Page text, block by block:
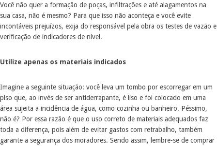
Você não quer a formação de poças, infiltrações e até alagamentos na
sua casa, não é mesmo? Para que isso não aconteça e você evite
incontáveis prejuízos, exija do responsável pela obra os testes de vazão e
verificação de indicadores de nível.
Utilize apenas os materiais indicados
Imagine a seguinte situação: você leva um tombo por escorregar em um
piso que, ao invés de ser antiderrapante, é liso e foi colocado em uma
área sujeita a incidência de água, como cozinha ou banheiro. Péssimo,
não é? Por essa razão é que o uso correto de materiais adequados faz
toda a diferença, pois além de evitar gastos com retrabalho, também
garante a segurança dos moradores. Sendo assim, lembre-se de comprar